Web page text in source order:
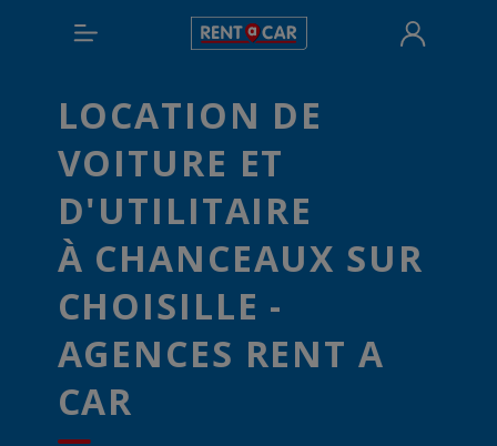
LOCATION DE
VOITURE ET
D'UTILITAIRE
À CHANCEAUX SUR
CHOISILLE -
AGENCES RENT A
CAR